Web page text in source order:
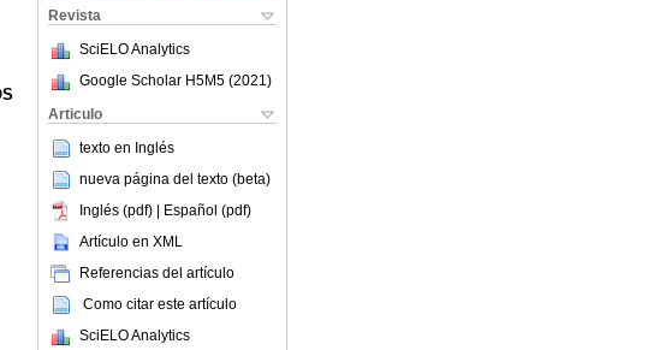
Revista
SciELO Analytics
Google Scholar H5M5 (2021 )
Articulo
texto en Inglés
nueva página del texto (beta)
Inglés (pdf) | Español (pdf)
Artículo en XML
Referencias del artículo
Como citar este artículo
SciELO Analytics